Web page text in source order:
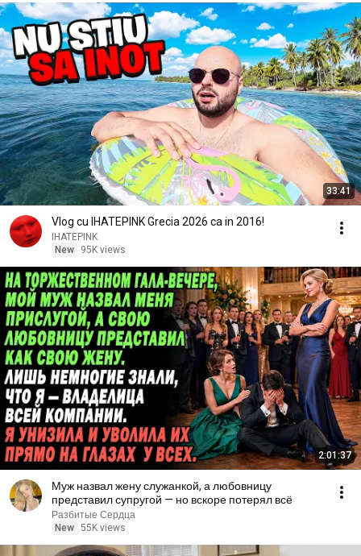
33:41
Vlog cu IHATEPINK Grecia 2026 ca in 2016!
IHATEPINK
New
95K views
2:01:37
Муж назвал жену служанкой, а любовницу
представил супругой — но вскоре потерял всё
Разбитые Сердца
New 55K views